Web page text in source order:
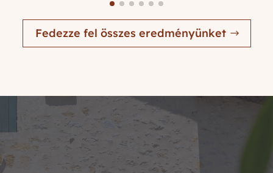
Fedezze fel összes eredményünket